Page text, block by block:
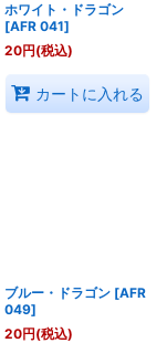
ホワイト・ドラゴン
[AFR 041]
20円(税込)
カートに入れる
ブルー・ドラゴン [AFR
049]
20円(税込)